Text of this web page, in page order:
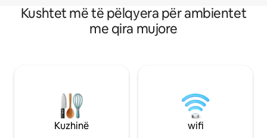
Kushtet më të pëlqyera për ambientet
me qira mujore
Kuzhinë wifi